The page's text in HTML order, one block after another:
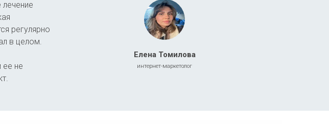
регулярно
в целом.
ее не
Елена Томилова
интернет-маркетолог